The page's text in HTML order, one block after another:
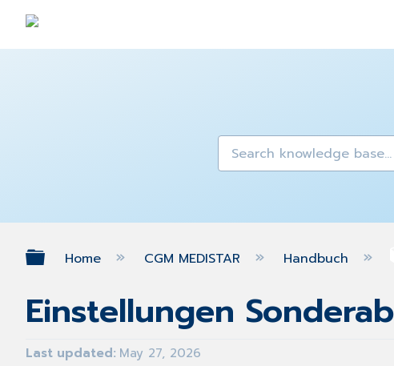
Expand/collapse global hierarchy
Home CGM MEDISTAR Handbuch
Einstellungen
Last updated May 27, 2026